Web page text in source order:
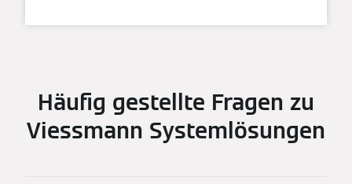
Häufig gestellte Fragen zu
Viessmann Systemlösungen